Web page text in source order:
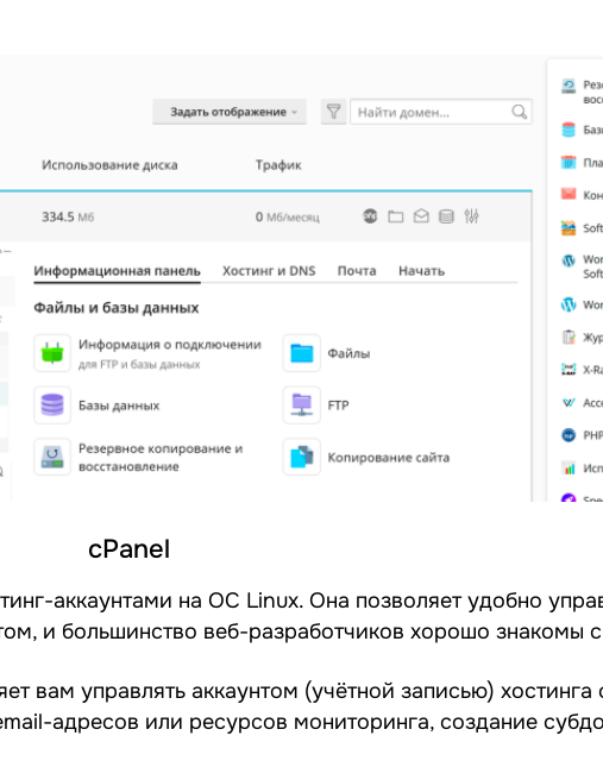
cPanel
аккаунтами на ОС Linux. Она позволяет удобно
и большинство веб-разработчиков хорошо знакомы
вам управлять аккаунтом (учётной записью)
адресов или ресурсов мониторинга, создание